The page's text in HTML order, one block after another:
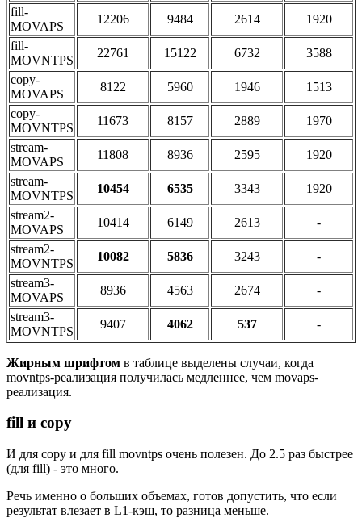
fill-
MOVAPS
12206 9484 2614
1920
fill-
MOVNTPS
22761 15122 6732
3588
copy-
MOVAPS
8122 5960 1946
1513
copy-
MOVNTPS
11673 8157 2889
1970
stream-
MOVAPS
11808 8936 2595
1920
stream-
MOVNTPS
10454 6535 3343
1920
stream2-
MOVAPS
10414 6149 2613
-
stream2-
MOVNTPS
10082 5836 3243
-
stream3-
MOVAPS
8936 4563 2674
-
stream3-
MOVNTPS
9407 4062 537 -
Жирным шрифтом в таблице выделены случаи, когда
movntps-реализация получилась медленнее, чем movaps-
реализация.
fill и copy
И для copy и для fill movntps очень полезен. До 2.5 раз быстрее
(для fill) - это много.
Речь именно о больших объемах, готов допустить, что если
результат влезает в L1-кэш, то разница меньше.